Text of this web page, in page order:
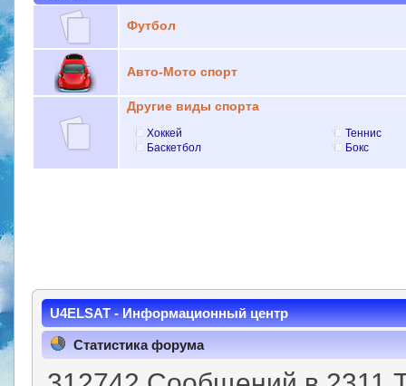
Футбол
Авто-Мото спорт
Другие виды спорта
Хоккей
Баскетбол
Теннис
Бокс
U4ELSAT - Информационный центр
Статистика форума